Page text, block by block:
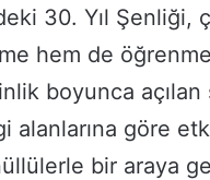
30. Yıl Şenliği,
hem de öğrenme
boyunca açılan
alanlarına göre
bir araya